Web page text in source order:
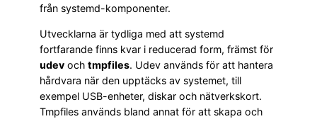
från systemd-komponenter.
Utvecklarna är tydliga med att systemd
fortfarande finns kvar i reducerad form, främst för
udev och tmpfiles. Udev används för att hantera
hårdvara när den upptäcks av systemet, till
exempel USB-enheter, diskar och nätverkskort.
Tmpfiles används bland annat för att skapa och